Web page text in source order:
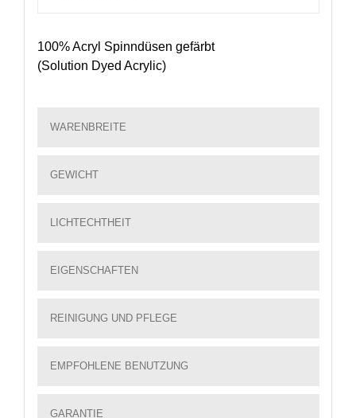
100% Acryl Spinndüsen gefärbt
(Solution Dyed Acrylic)
WARENBREITE
GEWICHT
LICHTECHTHEIT
EIGENSCHAFTEN
REINIGUNG UND PFLEGE
EMPFOHLENE BENUTZUNG
GARANTIE